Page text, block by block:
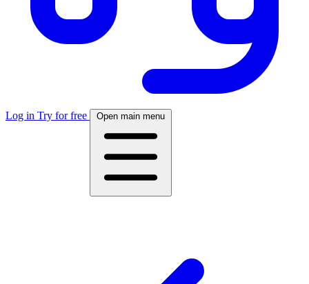
Log in Try for free Open main menu